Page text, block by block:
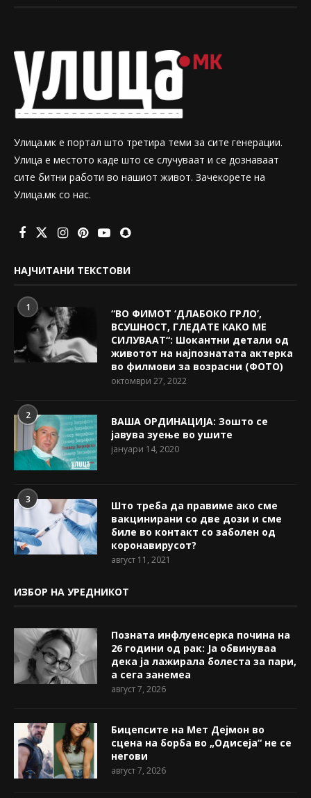
Улица.мк е портал што третира теми за сите генерации.
Улица е местото каде што се случуваат и се дознаваат
сите битни работи во нашиот живот. Зачекорете на
Улица.мк со нас.
НАЈЧИТАНИ ТЕКСТОВИ
1
“ВО ФИМОТ ‘ДЛАБОКО ГРЛО’,
ВСУШНОСТ, ГЛЕДАТЕ КАКО МЕ
СИЛУВААТ“: Шокантни детали од
животот на најпознатата актерка
во филмови за возрасни (ФОТО)
октомври 27, 2022
2
ВАША ОРДИНАЦИЈА: Зошто се
јавува зуење во ушите
јануари 14, 2020
3
Што треба да правиме ако сме
вакцинирани со две дози и сме
биле во контакт со заболен од
коронавирусот?
август 11, 2021
ИЗБОР НА УРЕДНИКОТ
Позната инфлуенсерка почина на
26 години од рак: Ја обвинуваа
дека ја лажирала болеста за пари,
а сега занемеа
август 7, 2026
Бицепсите на Мет Дејмон во
сцена на борба во „Одисеја“ не се
негови
август 7, 2026